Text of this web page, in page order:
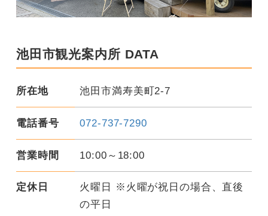
池田市観光案内所 DATA
所在地 池田市満寿美町2-7
電話番号 072-737-7290
営業時間 10:00～18:00
定休日
火曜日 ※火曜が祝日の場合、直後
の平日